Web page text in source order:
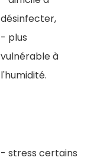
désinfecter,
- plus
vulnérable à
l'humidité.
- stress certains